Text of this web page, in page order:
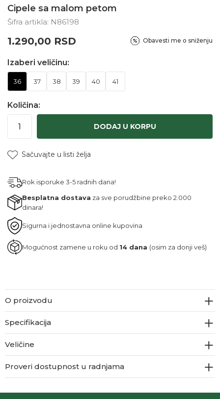
Cipele sa malom petom
Šifra artikla: N86198
1.290,00 RSD Obavesti me o sniženju
Izaberi veličinu:
36 37 38 39 40 41
Količina:
DODAJ U KORPU
Sačuvajte u listi želja
Rok isporuke 3-5 radnih dana!
Besplatna dostava za sve porudžbine preko 2.000
dinara!
Sigurna i jednostavna online kupovina
Mogućnost zamene u roku od 14 dana (osim za donji veš)
O proizvodu
Specifikacija
Veličine
Proveri dostupnost u radnjama